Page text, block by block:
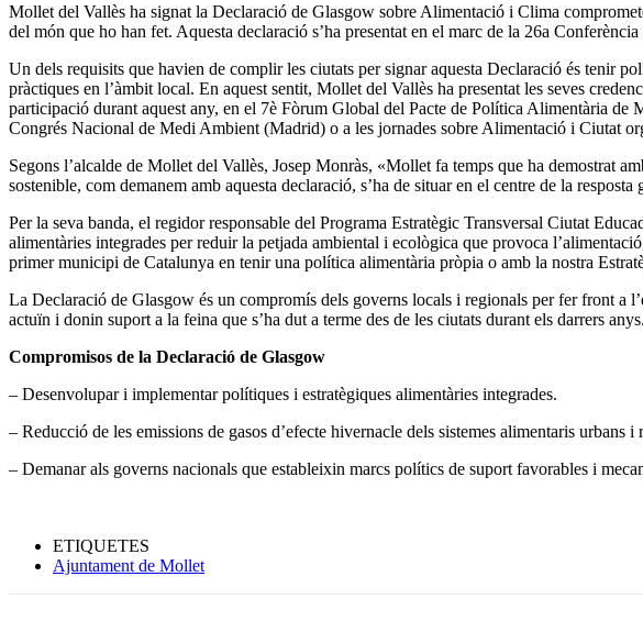
Mollet del Vallès ha signat la Declaració de Glasgow sobre Alimentació i Clima
del món que ho han fet. Aquesta declaració s’ha presentat en el marc de la 26a
Un dels requisits que havien de complir les ciutats per signar aquesta Declaració és tenir
pràctiques en l’àmbit local. En aquest sentit, Mollet del Vallès ha presentat les seves
participació durant aquest any, en el 7è Fòrum Global del Pacte de Política Alimentària
Congrés Nacional de Medi Ambient (Madrid) o a les jornades sobre Alimentació i Ciutat
Segons l’alcalde de Mollet del Vallès, Josep Monràs, «Mollet fa temps que ha demostrat
sostenible, com demanem amb aquesta declaració, s’ha de situar en el centre de la
Per la seva banda, el regidor responsable del Programa Estratègic Transversal Ciutat
alimentàries integrades per reduir la petjada ambiental i ecològica que provoca
primer municipi de Catalunya en tenir una política alimentària pròpia o amb la nostra
La Declaració de Glasgow és un compromís dels governs locals i regionals per fer front a
actuïn i donin suport a la feina que s’ha dut a terme des de les ciutats durant els darrers anys.
Compromisos de la Declaració de Glasgow
– Desenvolupar i implementar polítiques i estratègiques alimentàries integrades.
– Reducció de les emissions de gasos d’efecte hivernacle dels sistemes alimentaris urbans i
– Demanar als governs nacionals que estableixin marcs polítics de suport favorables i
ETIQUETES
Ajuntament de Mollet